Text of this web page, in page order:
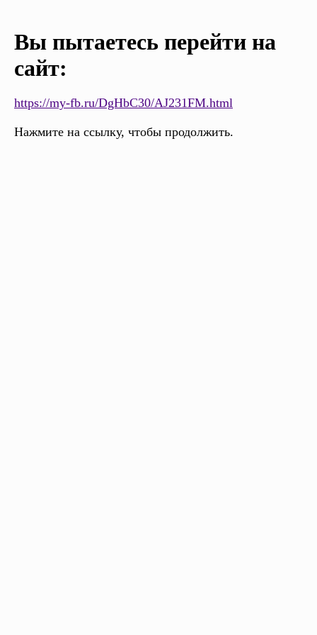
Вы пытаетесь перейти на
сайт:
https://my-fb.ru/DgHbC30/AJ231FM.html
Нажмите на ссылку, чтобы продолжить.